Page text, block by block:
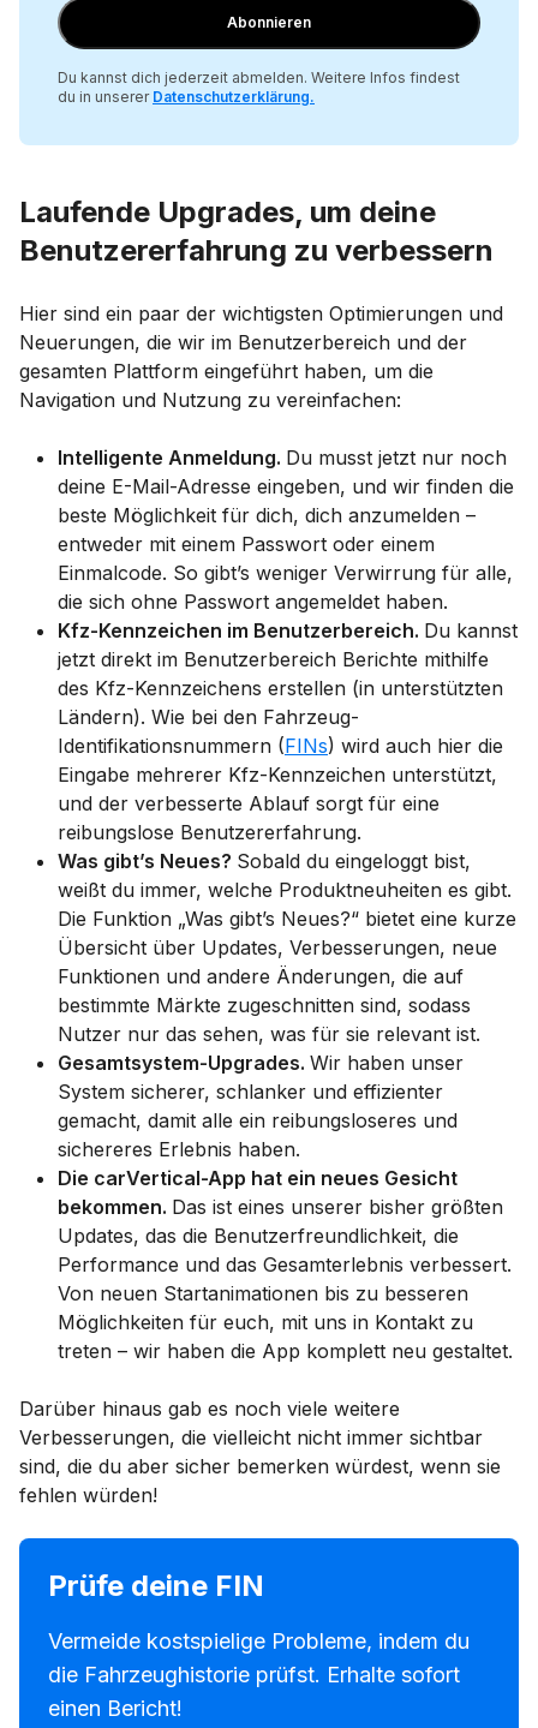
ein
Abonnieren
Du kannst dich jederzeit abmelden. Weitere Infos findest
du in unserer Datenschutzerklärung.
Laufende Upgrades, um deine
Benutzererfahrung zu verbessern
Hier sind ein paar der wichtigsten Optimierungen und
Neuerungen, die wir im Benutzerbereich und der
gesamten Plattform eingeführt haben, um die
Navigation und Nutzung zu vereinfachen:
Intelligente Anmeldung. Du musst jetzt nur noch
deine E-Mail-Adresse eingeben, und wir finden die
beste Möglichkeit für dich, dich anzumelden –
entweder mit einem Passwort oder einem
Einmalcode. So gibt’s weniger Verwirrung für alle,
die sich ohne Passwort angemeldet haben.
Kfz-Kennzeichen im Benutzerbereich. Du kannst
jetzt direkt im Benutzerbereich Berichte mithilfe
des Kfz-Kennzeichens erstellen (in unterstützten
Ländern). Wie bei den Fahrzeug-
Identifikationsnummern (FINs) wird auch hier die
Eingabe mehrerer Kfz-Kennzeichen unterstützt,
und der verbesserte Ablauf sorgt für eine
reibungslose Benutzererfahrung.
Was gibt’s Neues? Sobald du eingeloggt bist,
weißt du immer, welche Produktneuheiten es gibt.
Die Funktion „Was gibt’s Neues?“ bietet eine kurze
Übersicht über Updates, Verbesserungen, neue
Funktionen und andere Änderungen, die auf
bestimmte Märkte zugeschnitten sind, sodass
Nutzer nur das sehen, was für sie relevant ist.
Gesamtsystem-Upgrades. Wir haben unser
System sicherer, schlanker und effizienter
gemacht, damit alle ein reibungsloseres und
sichereres Erlebnis haben.
Die carVertical-App hat ein neues Gesicht
bekommen. Das ist eines unserer bisher größten
Updates, das die Benutzerfreundlichkeit, die
Performance und das Gesamterlebnis verbessert.
Von neuen Startanimationen bis zu besseren
Möglichkeiten für euch, mit uns in Kontakt zu
treten – wir haben die App komplett neu gestaltet.
Darüber hinaus gab es noch viele weitere
Verbesserungen, die vielleicht nicht immer sichtbar
sind, die du aber sicher bemerken würdest, wenn sie
fehlen würden!
Prüfe deine FIN
Vermeide kostspielige Probleme, indem du
die Fahrzeughistorie prüfst. Erhalte sofort
einen Bericht!